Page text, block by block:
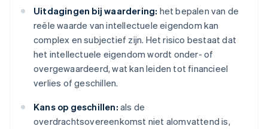
Uitdagingen bij waardering: het bepalen van de
reële waarde van intellectuele eigendom kan
complex en subjectief zijn. Het risico bestaat dat
het intellectuele eigendom wordt onder- of
overgewaardeerd, wat kan leiden tot financieel
verlies of geschillen.
Kans op geschillen: als de
overdrachtsovereenkomst niet alomvattend is,